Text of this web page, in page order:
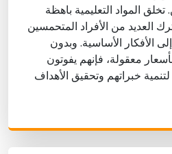
المواد التعليمية باهظة
العديد من الأفراد المتحمسين
الأفكار الأساسية. وبدون
معقولة، فإنهم يفوتون
خبراتهم وتحقيق الأهداف